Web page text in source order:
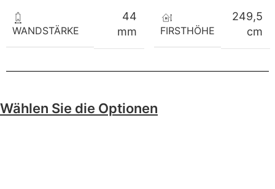
WANDSTÄRKE
44
mm
FIRSTHÖHE
249,5
cm
Wählen Sie die Optionen